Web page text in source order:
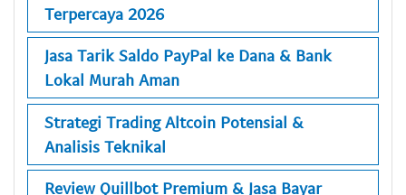
Terpercaya 2026
Jasa Tarik Saldo PayPal ke Dana & Bank
Lokal Murah Aman
Strategi Trading Altcoin Potensial &
Analisis Teknikal
Review Quillbot Premium & Jasa Bayar